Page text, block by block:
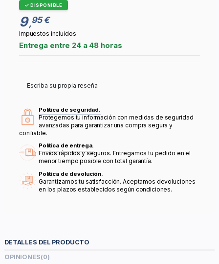
DISPONIBLE
9,95 €
Impuestos incluidos
Entrega entre 24 a 48 horas
Escriba su propia reseña
Política de seguridad.
Protegemos tu información con medidas de seguridad
avanzadas para garantizar una compra segura y
confiable.
Política de entrega.
Envíos rápidos y seguros. Entregamos tu pedido en el
menor tiempo posible con total garantía.
Política de devolución.
Garantizamos tu satisfacción. Aceptamos devoluciones
en los plazos establecidos según condiciones.
DETALLES DEL PRODUCTO
OPINIONES(0)